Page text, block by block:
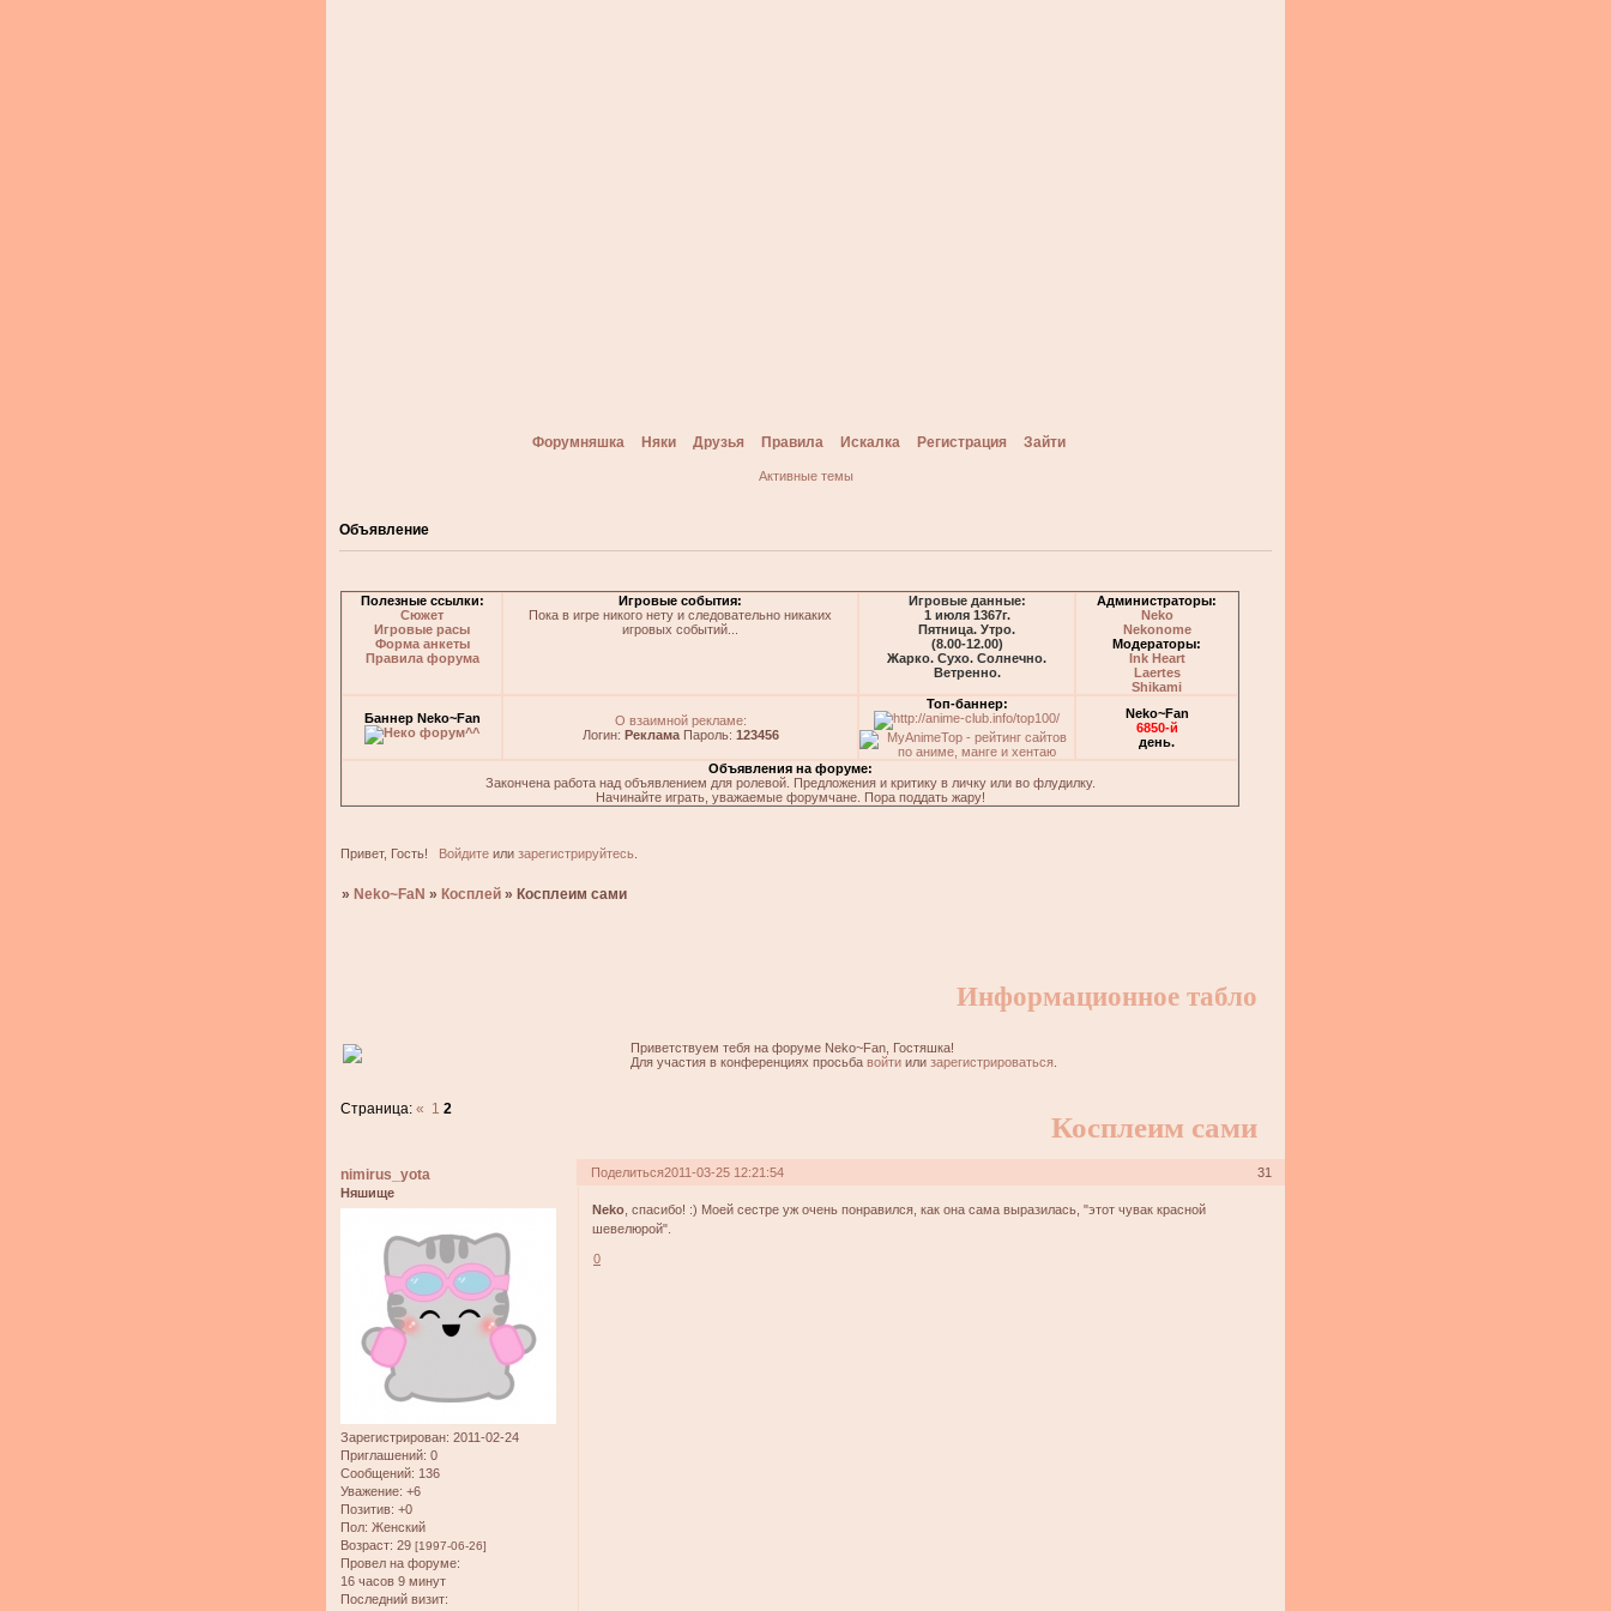
Форумняшка Няки Друзья Правила Искалка Регистрация Зайти
Активные темы
Объявление
Полезные ссылки:
Сюжет
Игровые расы
Форма анкеты
Правила форума
Игровые события:
Пока в игре никого нету и следовательно никаких
игровых событий...
Игровые данные:
1 июля 1367г.
Пятница. Утро.
(8.00-12.00)
Жарко. Сухо. Солнечно.
Ветренно.
Администраторы:
Neko
Nekonome
Модераторы:
Ink Heart
Laertes
Shikami
Баннер Neko~Fan
О взаимной рекламе:
Логин: РекламаПароль: 123456
Топ-баннер:
Neko~Fan
6850-й
день.
Объявления на форуме:
Закончена работа над объявлением для ролевой. Предложения и критику в личку или во флудилку.
Начинайте играть, уважаемые форумчане. Пора поддать жару!
Привет, Гость! Войдитеили зарегистрируйтесь.
» Neko~FaN » Косплей » Косплеим сами
Информационное табло
Приветствуем тебя на форуме Neko~Fan, Гостяшка!
Для участия в конференциях просьба войти или зарегистрироваться
Косплеим сами
Страница:« 1 2
Поделиться 31
2011-03-25 12:21:54
nimirus_yota
Няшище
Зарегистрирован: 2011-02-24
Приглашений: 0
Сообщений: 136
Уважение: +6
Позитив: +0
Пол: Женский
Возраст: 29 [1997-06-26]
Провел на форуме:
16 часов 9 минут
Последний визит:
Neko , спасибо! :) Моей сестре уж очень понравился, как она сама выразилась, "этот чувак красной
шевелюрой".
0